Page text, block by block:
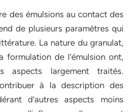
des émulsions au contact des
de plusieurs paramètres qui
La nature du granulat,
formulation de l’émulsion ont,
aspects largement traités.
à la description des
d’autres aspects moins